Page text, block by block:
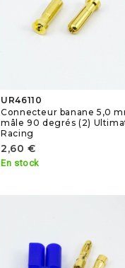
UR46110
Connecteur banane 5,0
mâle 90 degrés (2)
Racing
2,60 €
En stock